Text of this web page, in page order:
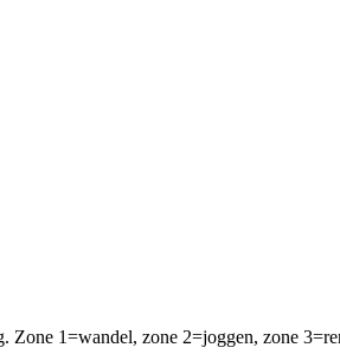
1=wandel, zone 2=joggen, zone